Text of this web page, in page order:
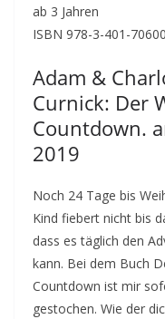
ab 3 Jahren
ISBN 978-3-401-
Adam &
Curnick: Der
Countdown.
2019
Noch 24 Tage bis
Kind fiebert nicht bis
dass es täglich den
kann. Bei dem Buch
Countdown ist mir
gestochen. Wie der